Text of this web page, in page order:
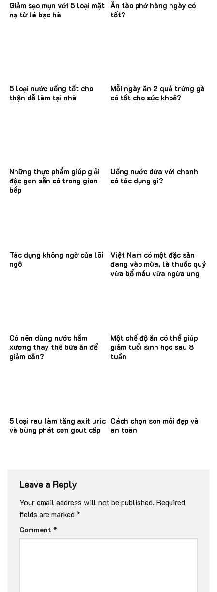
Giảm sẹo mụn với 5 loại mặt
nạ từ lá bạc hà
Ăn tào phớ hàng ngày có
tốt?
5 loại nước uống tốt cho
thận dễ làm tại nhà
Mỗi ngày ăn 2 quả trứng gà
có tốt cho sức khoẻ?
Những thực phẩm giúp giải
độc gan sẵn có trong gian
bếp
Uống nước dừa với chanh
có tác dụng gì?
Tác dụng không ngờ của lõi
ngô
Việt Nam có một đặc sản
đang vào mùa, là thuốc quý
vừa bổ máu vừa ngừa ung
Có nên dùng nước hầm
xương thay thế bữa ăn để
giảm cân?
Một chế độ ăn có thể giúp
giảm tuổi sinh học sau 8
tuần
5 loại rau làm tăng axit uric
và bùng phát cơn gout cấp
Cách chọn son môi đẹp và
an toàn
Leave a Reply
Your email address will not be published. Required
fields are marked *
Comment *